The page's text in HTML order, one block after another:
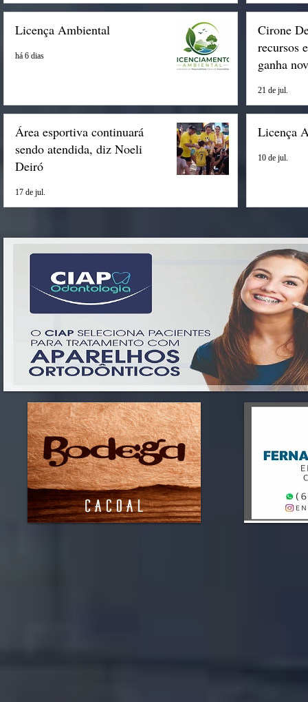
Licença Ambiental
há 6 dias
Cirone
recursos
ganha
21 de jul.
Área esportiva continuará
sendo atendida, diz Noeli
Deiró
17 de jul.
Licença
10 de jul.